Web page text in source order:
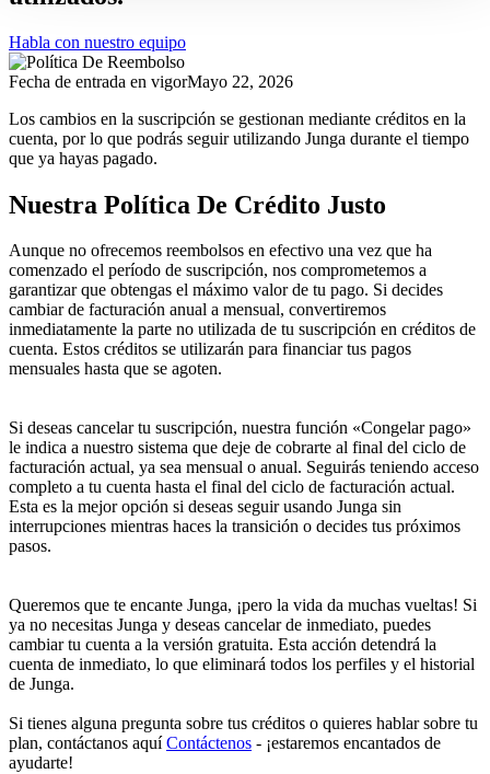
Habla con nuestro equipo
Fecha de entrada en vigorMayo 22, 2026
Los cambios en la suscripción se gestionan mediante créditos en la
cuenta, por lo que podrás seguir utilizando Junga durante el tiempo
que ya hayas pagado.
Nuestra Política De Crédito Justo
Aunque no ofrecemos reembolsos en efectivo una vez que ha
comenzado el período de suscripción, nos comprometemos a
garantizar que obtengas el máximo valor de tu pago. Si decides
cambiar de facturación anual a mensual, convertiremos
inmediatamente la parte no utilizada de tu suscripción en créditos de
cuenta. Estos créditos se utilizarán para financiar tus pagos
mensuales hasta que se agoten.
Si deseas cancelar tu suscripción, nuestra función «Congelar pago»
le indica a nuestro sistema que deje de cobrarte al final del ciclo de
facturación actual, ya sea mensual o anual. Seguirás teniendo acceso
completo a tu cuenta hasta el final del ciclo de facturación actual.
Esta es la mejor opción si deseas seguir usando Junga sin
interrupciones mientras haces la transición o decides tus próximos
pasos.
Queremos que te encante Junga, ¡pero la vida da muchas vueltas! Si
ya no necesitas Junga y deseas cancelar de inmediato, puedes
cambiar tu cuenta a la versión gratuita. Esta acción detendrá la
cuenta de inmediato, lo que eliminará todos los perfiles y el historial
de Junga.
Si tienes alguna pregunta sobre tus créditos o quieres hablar sobre tu
plan, contáctanos aquíContáctenos - ¡estaremos encantados de
ayudarte!